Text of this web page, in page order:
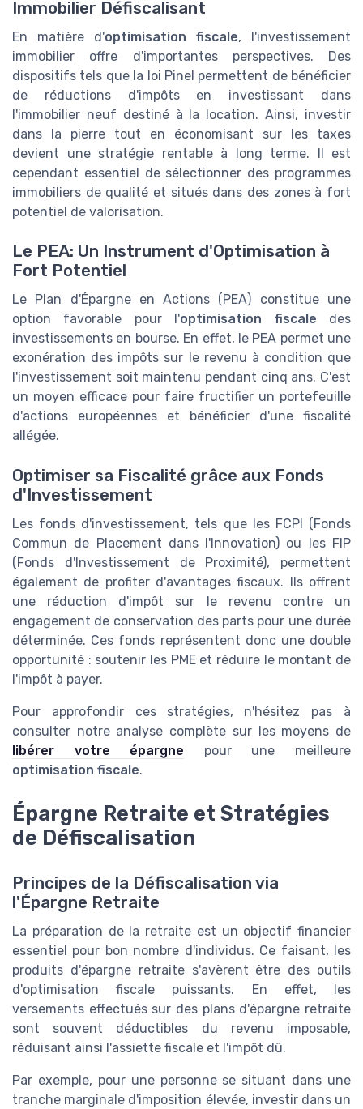
Immobilier Défiscalisant
En matière d'optimisation fiscale, l'investissement
immobilier offre d'importantes perspectives. Des
dispositifs tels que la loi Pinel permettent de bénéficier
de réductions d'impôts en investissant dans
l'immobilier neuf destiné à la location. Ainsi, investir
dans la pierre tout en économisant sur les taxes
devient une stratégie rentable à long terme. Il est
cependant essentiel de sélectionner des programmes
immobiliers de qualité et situés dans des zones à fort
potentiel de valorisation.
Le PEA: Un Instrument d'Optimisation à
Fort Potentiel
Le Plan d'Épargne en Actions (PEA) constitue une
option favorable pour l'optimisation fiscale des
investissements en bourse. En effet, le PEA permet une
exonération des impôts sur le revenu à condition que
l'investissement soit maintenu pendant cinq ans. C'est
un moyen efficace pour faire fructifier un portefeuille
d'actions européennes et bénéficier d'une fiscalité
allégée.
Optimiser sa Fiscalité grâce aux Fonds
d'Investissement
Les fonds d'investissement, tels que les FCPI (Fonds
Commun de Placement dans l'Innovation) ou les FIP
(Fonds d'Investissement de Proximité), permettent
également de profiter d'avantages fiscaux. Ils offrent
une réduction d'impôt sur le revenu contre un
engagement de conservation des parts pour une durée
déterminée. Ces fonds représentent donc une double
opportunité : soutenir les PME et réduire le montant de
l'impôt à payer.
Pour approfondir ces stratégies, n'hésitez pas à
consulter notre analyse complète sur les moyens de
libérer votre épargne pour une meilleure
optimisation fiscale.
Épargne Retraite et Stratégies
de Défiscalisation
Principes de la Défiscalisation via
l'Épargne Retraite
La préparation de la retraite est un objectif financier
essentiel pour bon nombre d'individus. Ce faisant, les
produits d'épargne retraite s'avèrent être des outils
d'optimisation fiscale puissants. En effet, les
versements effectués sur des plans d'épargne retraite
sont souvent déductibles du revenu imposable,
réduisant ainsi l'assiette fiscale et l'impôt dû.
Par exemple, pour une personne se situant dans une
tranche marginale d'imposition élevée, investir dans un